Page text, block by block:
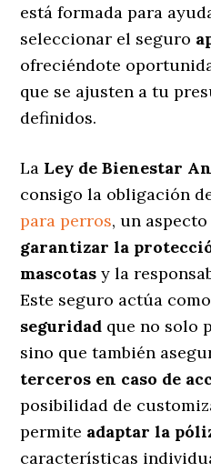
está formada para
seleccionar el seguro
ofreciéndote
que se ajusten a tu
definidos.
La Ley de Bienestar
consigo la obligación
para perros, un
garantizar la
mascotas y la
Este seguro actúa
seguridad que no solo
sino que también
terceros en caso de
posibilidad de
permite adaptar la
características